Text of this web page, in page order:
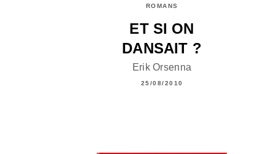
ROMANS
ET SI ON
DANSAIT ?
Erik Orsenna
25/08/2010